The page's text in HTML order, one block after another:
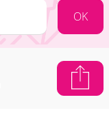
OK